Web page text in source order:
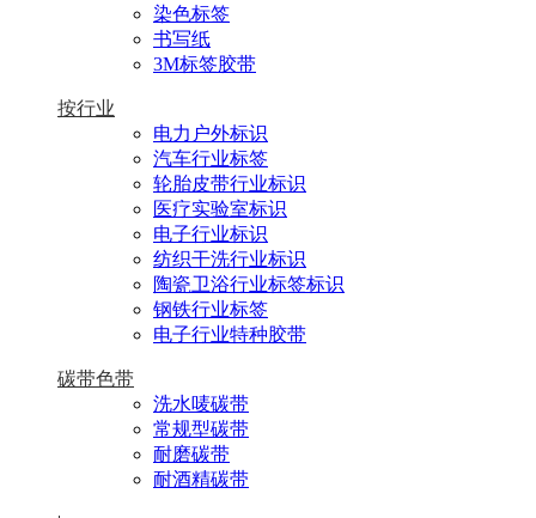
染色标签
书写纸
3M标签胶带
按行业
电力户外标识
汽车行业标签
轮胎皮带行业标识
医疗实验室标识
电子行业标识
纺织干洗行业标识
陶瓷卫浴行业标签标识
钢铁行业标签
电子行业特种胶带
碳带色带
洗水唛碳带
常规型碳带
耐磨碳带
耐酒精碳带